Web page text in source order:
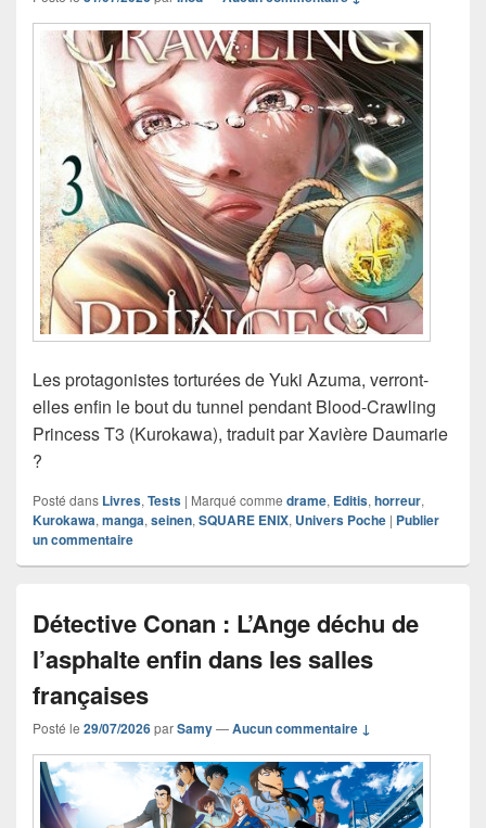
Les protagonistes torturées de Yuki Azuma, verront-
elles enfin le bout du tunnel pendant Blood-Crawling
Princess T3 (Kurokawa), traduit par Xavière Daumarie
?
Posté dans Livres,Tests | Marqué comme drame, Editis,horreur,
Kurokawa,manga,seinen,SQUARE ENIX, Univers Poche | Publier
un commentaire
Détective Conan : L’Ange déchu de
l’asphalte enfin dans les salles
françaises
Posté le 29/07/2026parSamy—Aucun commentaire ↓